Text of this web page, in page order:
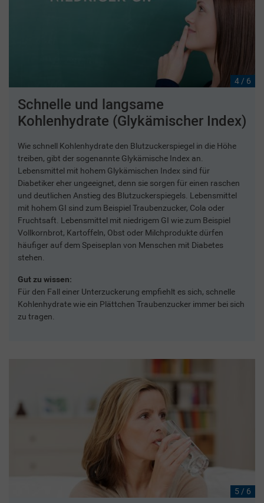
4 / 6
Schnelle und langsame
Kohlenhydrate (Glykämischer Index)
Wie schnell Kohlenhydrate den Blutzuckerspiegel in die Höhe
treiben, gibt der sogenannte Glykämische Index an.
Lebensmittel mit hohem Glykämischen Index sind für
Diabetiker eher ungeeignet, denn sie sorgen für einen raschen
und deutlichen Anstieg des Blutzuckerspiegels. Lebensmittel
mit hohem GI sind zum Beispiel Traubenzucker, Cola oder
Fruchtsaft. Lebensmittel mit niedrigem GI wie zum Beispiel
Vollkornbrot, Kartoffeln, Obst oder Milchprodukte dürfen
häufiger auf dem Speiseplan von Menschen mit Diabetes
stehen.
Gut zu wissen:
Für den Fall einer Unterzuckerung empfiehlt es sich, schnelle
Kohlenhydrate wie ein Plättchen Traubenzucker immer bei sich
zu tragen.
5 / 6